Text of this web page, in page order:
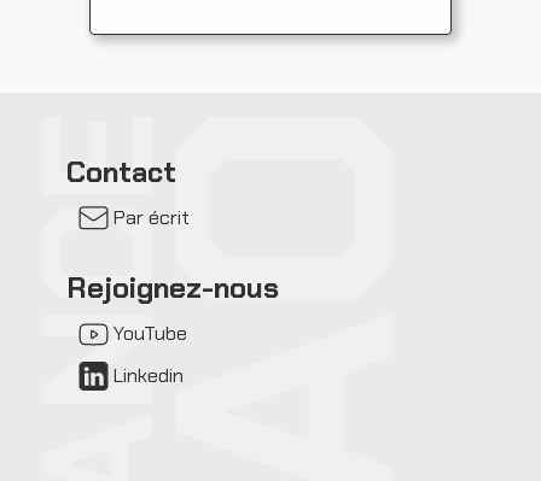
Contact
Par écrit
Rejoignez-nous
YouTube
Linkedin